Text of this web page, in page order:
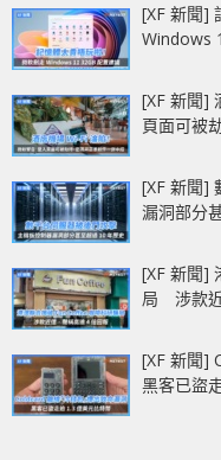
[XF 新聞]
Windows
[XF 新聞]
頁面可被
[XF 新聞]
漏洞部分
[XF 新聞]
局 涉款
[XF 新聞]
黑客已盜